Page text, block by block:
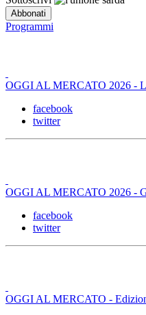
Programmi
OGGI AL MERCATO 2026 -
facebook
twitter
OGGI AL MERCATO 2026 -
facebook
twitter
OGGI AL MERCATO -